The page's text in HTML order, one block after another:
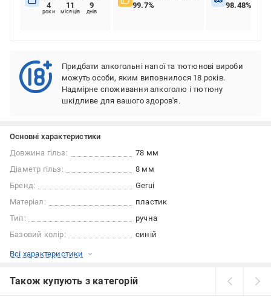
4
роки
11
місяців
9
днів
99.7% 98.48%
Придбати алкогольні напої та тютюнові вироби
можуть особи, яким виповнилося 18 років.
Надмірне споживання алкоголю і тютюну
шкідливе для вашого здоров'я.
Основні характеристики
Довжина гільз:
78 мм
Діаметр гільз:
8 мм
Бренд:
Gerui
Матеріал:
пластик
Тип:
ручна
Базовий колір:
синій
Всі характеристики
Також купують з категорій